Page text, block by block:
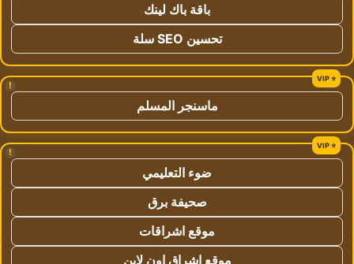
باقة باك لينك
تحسين SEO سلة
!
ماسنجر المسلم
!
ضوء التعليمي
صحيفة برق
موقع اشراقات
موقع اشراق اون لاين